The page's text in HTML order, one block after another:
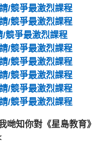
/競爭最激烈課程
/競爭最激烈課程
競爭最激烈課程
/競爭最激烈課程
/競爭最激烈課程
/競爭最激烈課程
/競爭最激烈課程
/競爭最激烈課程
哋知你對《星島教育》